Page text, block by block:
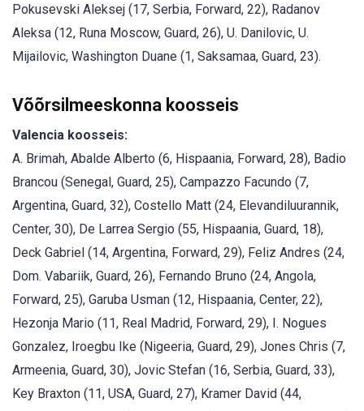
Pokusevski Aleksej (17, Serbia, Forward, 22), Radanov
Aleksa (12, Runa Moscow, Guard, 26), U. Danilovic, U.
Mijailovic, Washington Duane (1, Saksamaa, Guard, 23).
Võõrsilmeeskonna koosseis
Valencia koosseis:
A. Brimah, Abalde Alberto (6, Hispaania, Forward, 28), Badio
Brancou (Senegal, Guard, 25), Campazzo Facundo (7,
Argentina, Guard, 32), Costello Matt (24, Elevandiluurannik,
Center, 30), De Larrea Sergio (55, Hispaania, Guard, 18),
Deck Gabriel (14, Argentina, Forward, 29), Feliz Andres (24,
Dom. Vabariik, Guard, 26), Fernando Bruno (24, Angola,
Forward, 25), Garuba Usman (12, Hispaania, Center, 22),
Hezonja Mario (11, Real Madrid, Forward, 29), I. Nogues
Gonzalez, Iroegbu Ike (Nigeeria, Guard, 29), Jones Chris (7,
Armeenia, Guard, 30), Jovic Stefan (16, Serbia, Guard, 33),
Key Braxton (11, USA, Guard, 27), Kramer David (44,